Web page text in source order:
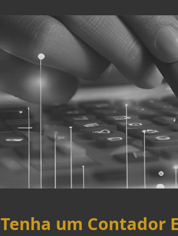
Tenha um Contador